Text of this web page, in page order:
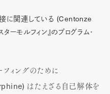
接に関連している(Centonze
ーモルフィン』のプログラム・
ィングのために
はたえざる自己解体を